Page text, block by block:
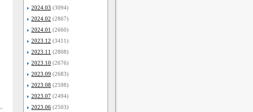
2024.03 (3094)
2024.02 (2867)
2024.01 (2660)
2023.12 (3411)
2023.11 (2808)
2023.10 (2676)
2023.09 (2683)
2023.08 (2598)
2023.07 (2494)
2023.06 (2503)